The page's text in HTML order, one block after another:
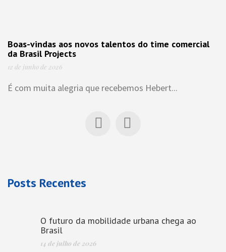
Boas-vindas aos novos talentos do time comercial
da Brasil Projects
12 de junho de 2026
É com muita alegria que recebemos Hebert...
Posts Recentes
O futuro da mobilidade urbana chega ao
Brasil
14 de julho de 2026